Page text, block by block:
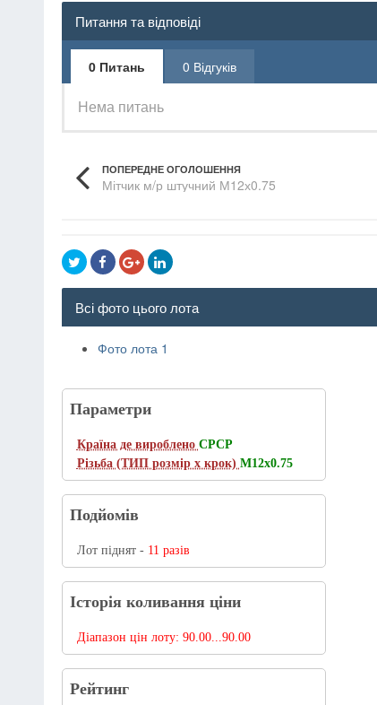
Питання та відповіді
0 Питань 0 Відгуків
Нема питань
ПОПЕРЕДНЕ ОГОЛОШЕННЯ
Мітчик м/р штучний М12х0.75
Всі фото цього лота
Фото лота 1
Параметри
Країна де вироблено СРСР
Різьба (ТИП розмір х крок) M12x0.75
Подйомів
Лот піднят - 11 разів
Історія коливання ціни
Діапазон цін лоту: 90.00...90.00
Рейтинг